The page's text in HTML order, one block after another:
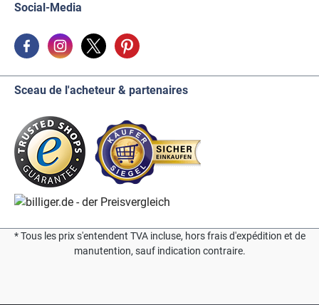
Social-Media
Sceau de l'acheteur & partenaires
* Tous les prix s'entendent TVA incluse, hors frais d'expédition et de
manutention, sauf indication contraire.